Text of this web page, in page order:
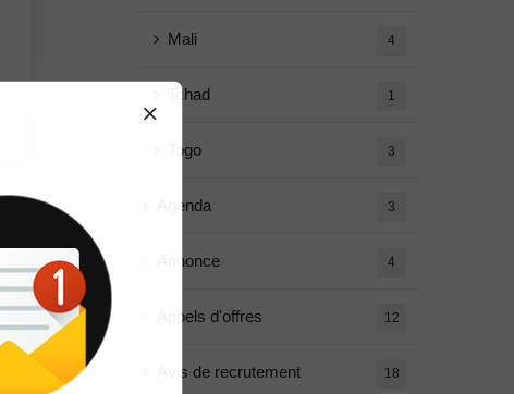
Mali 4
Tchad 1
Togo 3
Agenda 3
Annonce 4
Appels d'offres 12
Avis de recrutement 18